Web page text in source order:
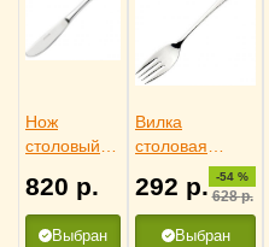
Нож
столовый
Eternum
3110257
820 р.
Выбран
Вилка
столовая
Eternum
3110351
292 р. -54 %
628р.
Выбран